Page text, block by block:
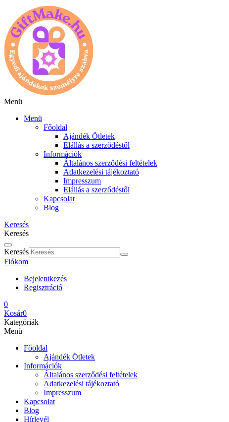
Menü
Menü
Főoldal
Ajándék Ötletek
Elállás a szerződéstől
Információk
Általános szerződési feltételek
Adatkezelési tájékoztató
Impresszum
Elállás a szerződéstől
Kapcsolat
Blog
Keresés
Keresés
Keresés
Fiókom
Bejelentkezés
Regisztráció
0
Kosár0
Kategóriák
Menü
Főoldal
Ajándék Ötletek
Információk
Általános szerződési feltételek
Adatkezelési tájékoztató
Impresszum
Kapcsolat
Blog
Hírlevél